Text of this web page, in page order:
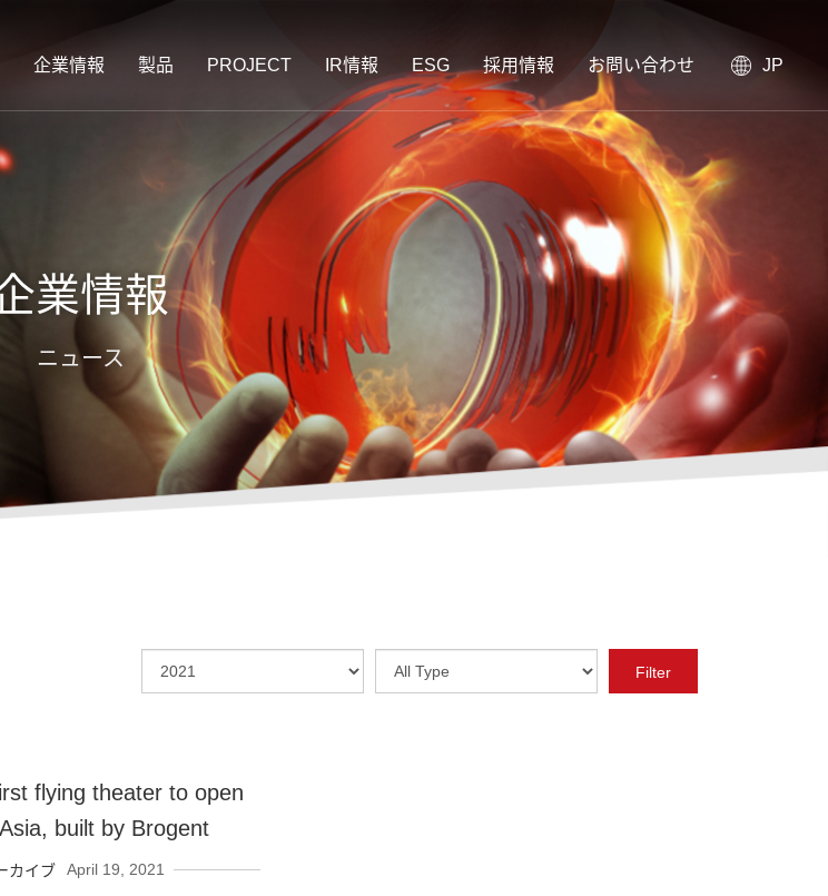
JP
企業情報 製品 PROJECT IR情報 ESG 採用情報 お問い合わせ
業情報
ニュース
Year
Filter
flying theater to open
built by Brogent
カイブ April 19, 2021